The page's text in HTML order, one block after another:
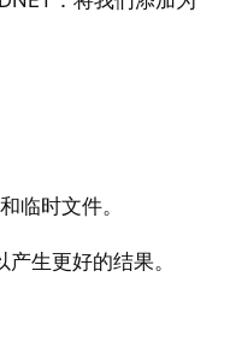
临时文件。
生更好的结果。